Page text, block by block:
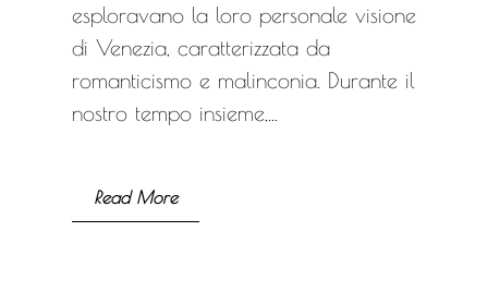
esploravano la loro personale visione
di Venezia, caratterizzata da
romanticismo e malinconia. Durante il
nostro tempo insieme,...
Read More